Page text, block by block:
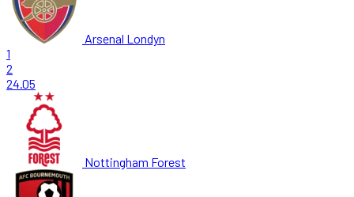
Arsenal Londyn
1
2
24.05
Nottingham Forest